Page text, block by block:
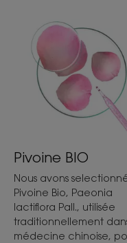
Pivoine BIO
Nous avons
Pivoine Bio, Paeonia
lactiflora Pall., utilisée
traditionnellement
médecine chinoise,